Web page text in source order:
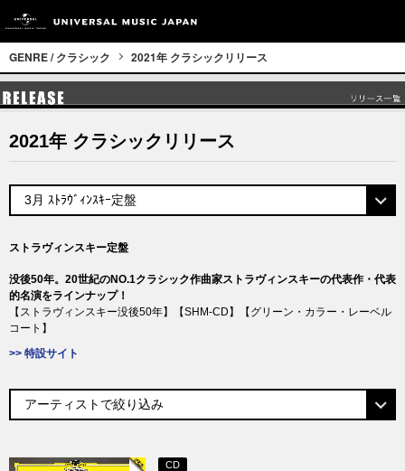
GENRE / クラシック 2021年 クラシックリリース
2021年 クラシックリリース
ストラヴィンスキー定盤
没後50年。20世紀のNO.1クラシック作曲家ストラヴィンスキーの代表作・代表
的名演をラインナップ！
【ストラヴィンスキー没後50年】【SHM-CD】【グリーン・カラー・レーベル
コート】
>> 特設サイト
CD